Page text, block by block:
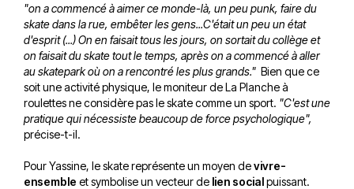
"on a commencé à aimer ce monde-là, un peu punk, faire du
skate dans la rue, embêter les gens...C'était un peu un état
d'esprit (...) On en faisait tous les jours, on sortait du collège et
on faisait du skate tout le temps, après on a commencé à aller
au skatepark où on a rencontré les plus grands." Bien que ce
soit une activité physique, le moniteur de La Planche à
roulettes ne considère pas le skate comme un sport. "C'est une
pratique qui nécessiste beaucoup de force psychologique",
précise-t-il.
Pour Yassine, le skate représente un moyen devivre-
ensemble et symbolise un vecteur de lien socialpuissant.